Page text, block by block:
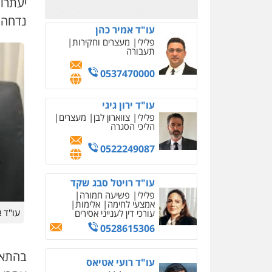
עו"ד אמיר כהן
פלילי מעצרים וחקירות
תעבורה
0537470000
עו"ד ירון גיגי
פלילי צווארון לבן מעצרים
הליכי הסגרה
0522249087
עו"ד רויטל סבג שקד
פלילי פשיעה חמורה
אמצעי לחימה אלימות
עורכי דין לענייני אסירים
0528615306
עו"ד רועי אטיאס
נדחה לחודש מרס
עו"ד